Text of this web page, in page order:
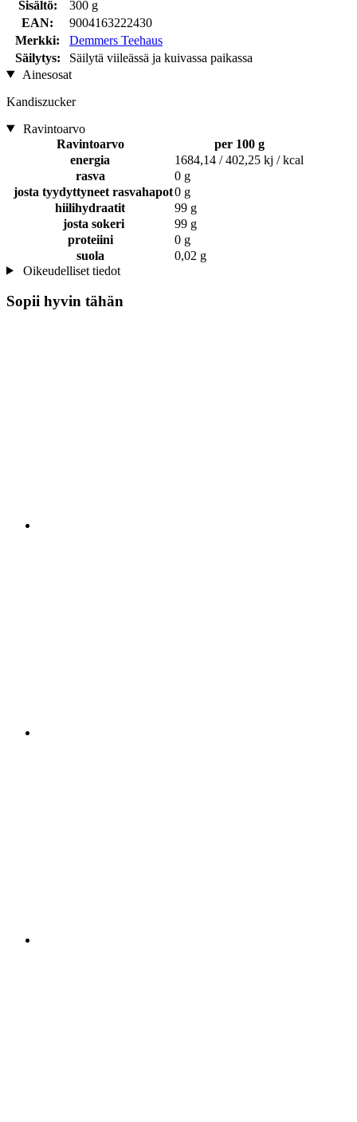
Sisältö:
300 g
EAN:
9004163222430
Merkki:
Demmers Teehaus
Säilytys:
Säilytä viileässä ja kuivassa paikassa
Ainesosat
Kandiszucker
Ravintoarvo
Ravintoarvo
per 100 g
energia
1684,14 / 402,25 kj / kcal
rasva
0 g
josta tyydyttyneet rasvahapot0 g
hiilihydraatit
99 g
josta sokeri
99 g
proteiini
0 g
suola
0,02 g
Oikeudelliset tiedot
Sopii hyvin tähän